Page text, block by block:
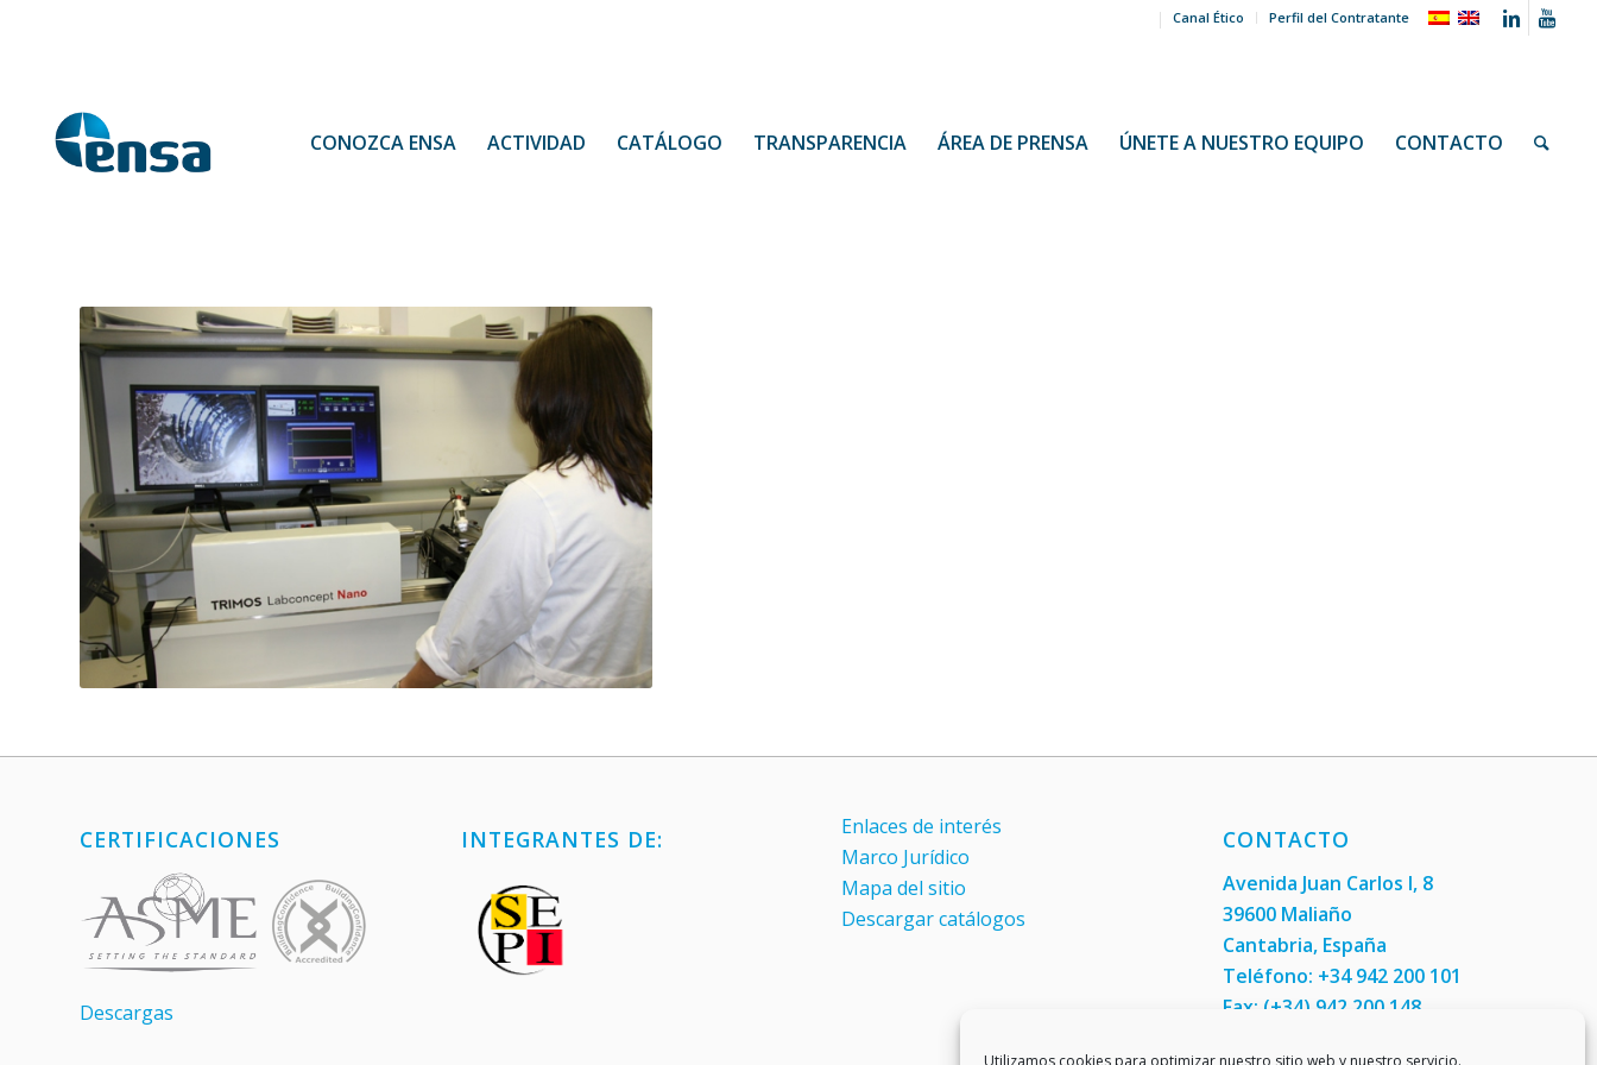
Utilizamos cookies para optimizar nuestro sitio web y nuestro servicio.
Canal Ético Perfil del Contratante
CONOZCA ENSA ACTIVIDAD CATÁLOGO TRANSPARENCIA ÁREA DE PRENSA ÚNETE A NUESTRO EQUIPO CONTACTO
CERTIFICACIONES
Descargas
INTEGRANTES DE:
Enlaces de interés
Marco Jurídico
Mapa del sitio
Descargar catálogos
CONTACTO
Avenida Juan Carlos I, 8
39600 Maliaño
Cantabria, España
Teléfono: +34 942 200 101
Fax: (+34) 942 200 148